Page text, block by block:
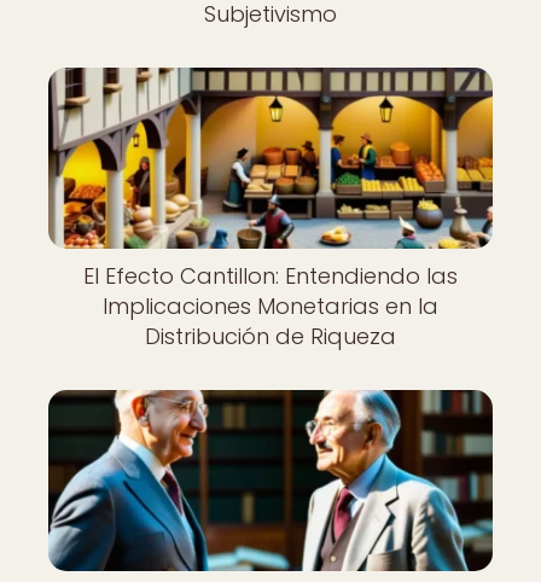
Subjetivismo
El Efecto Cantillon: Entendiendo las
Implicaciones Monetarias en la
Distribución de Riqueza